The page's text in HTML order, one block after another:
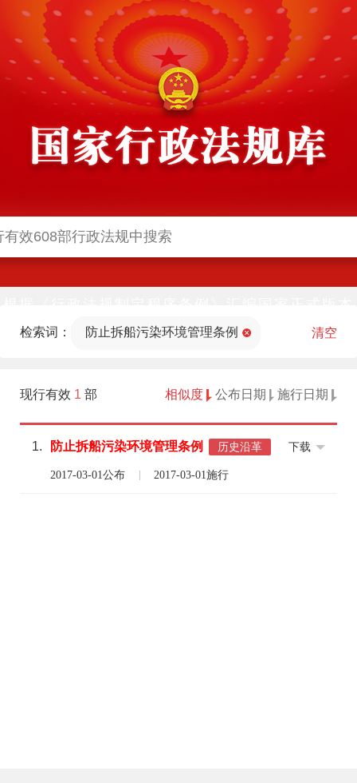
法部官网)同步公布
检索词： 防止拆船污染环境管理条例 清空
现行有效 1 部 相似度 公布日期 施行日期
1. 防止拆船污染环境管理条例 历史沿革
2017-03-01公布 2017-03-01施行
下载